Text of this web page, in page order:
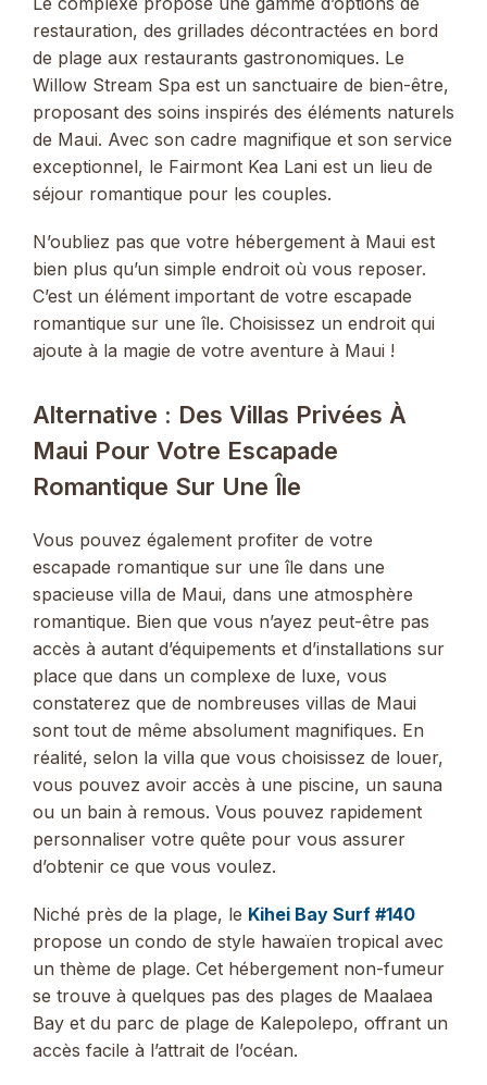
restauration, des grillades décontractées en bord
de plage aux restaurants gastronomiques. Le
Willow Stream Spa est un sanctuaire de bien-être,
proposant des soins inspirés des éléments naturels
de Maui. Avec son cadre magnifique et son service
exceptionnel, le Fairmont Kea Lani est un lieu de
séjour romantique pour les couples.
N’oubliez pas que votre hébergement à Maui est
bien plus qu’un simple endroit où vous reposer.
C’est un élément important de votre escapade
romantique sur une île. Choisissez un endroit qui
ajoute à la magie de votre aventure à Maui !
Alternative : Des Villas Privées À
Maui Pour Votre Escapade
Romantique Sur Une Île
Vous pouvez également profiter de votre
escapade romantique sur une île dans une
spacieuse villa de Maui, dans une atmosphère
romantique. Bien que vous n’ayez peut-être pas
accès à autant d’équipements et d’installations sur
place que dans un complexe de luxe, vous
constaterez que de nombreuses villas de Maui
sont tout de même absolument magnifiques. En
réalité, selon la villa que vous choisissez de louer,
vous pouvez avoir accès à une piscine, un sauna
ou un bain à remous. Vous pouvez rapidement
personnaliser votre quête pour vous assurer
d’obtenir ce que vous voulez.
Niché près de la plage, le Kihei Bay Surf #140
propose un condo de style hawaïen tropical avec
un thème de plage. Cet hébergement non-fumeur
se trouve à quelques pas des plages de Maalaea
Bay et du parc de plage de Kalepolepo, offrant un
accès facile à l’attrait de l’océan.